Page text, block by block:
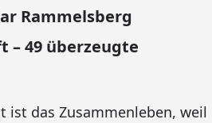
Rammelsberg
49 überzeugte
ist das Zusammenleben, weil